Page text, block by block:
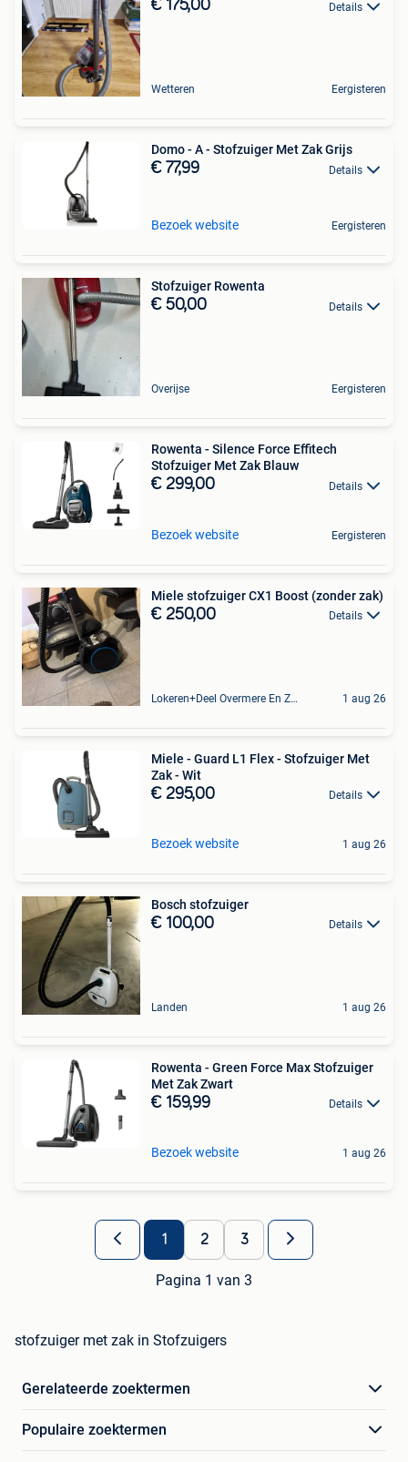
€ 175,00 Details
Wetteren Eergisteren
Domo - A - Stofzuiger Met Zak Grijs
€ 77,99 Details
Bezoek website Eergisteren
Stofzuiger Rowenta
€ 50,00 Details
Overijse Eergisteren
Rowenta - Silence Force Effitech
Stofzuiger Met Zak Blauw
€ 299,00 Details
Bezoek website Eergisteren
Miele stofzuiger CX1 Boost (zonder zak)
€ 250,00 Details
Lokeren+Deel Overmere En Zele 1 aug 26
Miele - Guard L1 Flex - Stofzuiger Met
Zak - Wit
€ 295,00 Details
Bezoek website 1 aug 26
Bosch stofzuiger
€ 100,00 Details
Landen 1 aug 26
Rowenta - Green Force Max Stofzuiger
Met Zak Zwart
€ 159,99 Details
Bezoek website 1 aug 26
1 2 3
Pagina 1 van 3
stofzuiger met zak in Stofzuigers
Gerelateerde zoektermen
Populaire zoektermen